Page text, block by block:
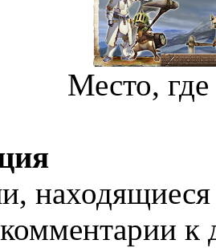
Место,
комментарии